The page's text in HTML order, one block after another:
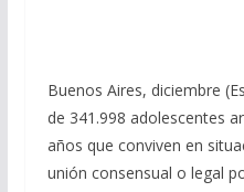
Buenos Aires, diciembre
de 341.998 adolescentes
años que conviven en
unión consensual o legal